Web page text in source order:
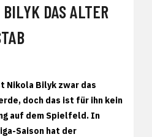
DAS ALTER
Nikola Bilyk zwar das
doch das ist für ihn kein
auf dem Spielfeld. In
Saison hat der